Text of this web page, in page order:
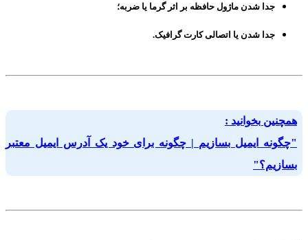
جدا شدن ماژول حافظه بر اثر گرما یا ضربه؛
جدا شدن یا اتصالی کارت گرافیک.
همچنین بخوانید :
"چگونه ایمیل بسازیم | چگونه برای خود یک آدرس ایمیل معتبر
بسازیم؟"